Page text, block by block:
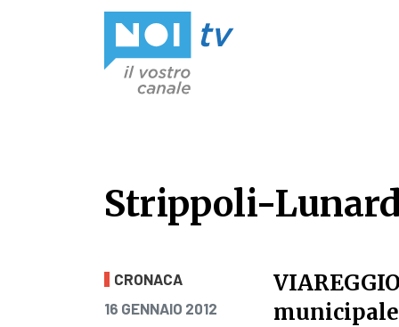
Strippoli-
Strippoli-
CRONACA
PUBBLICATO IL
16 GENNAIO 2012